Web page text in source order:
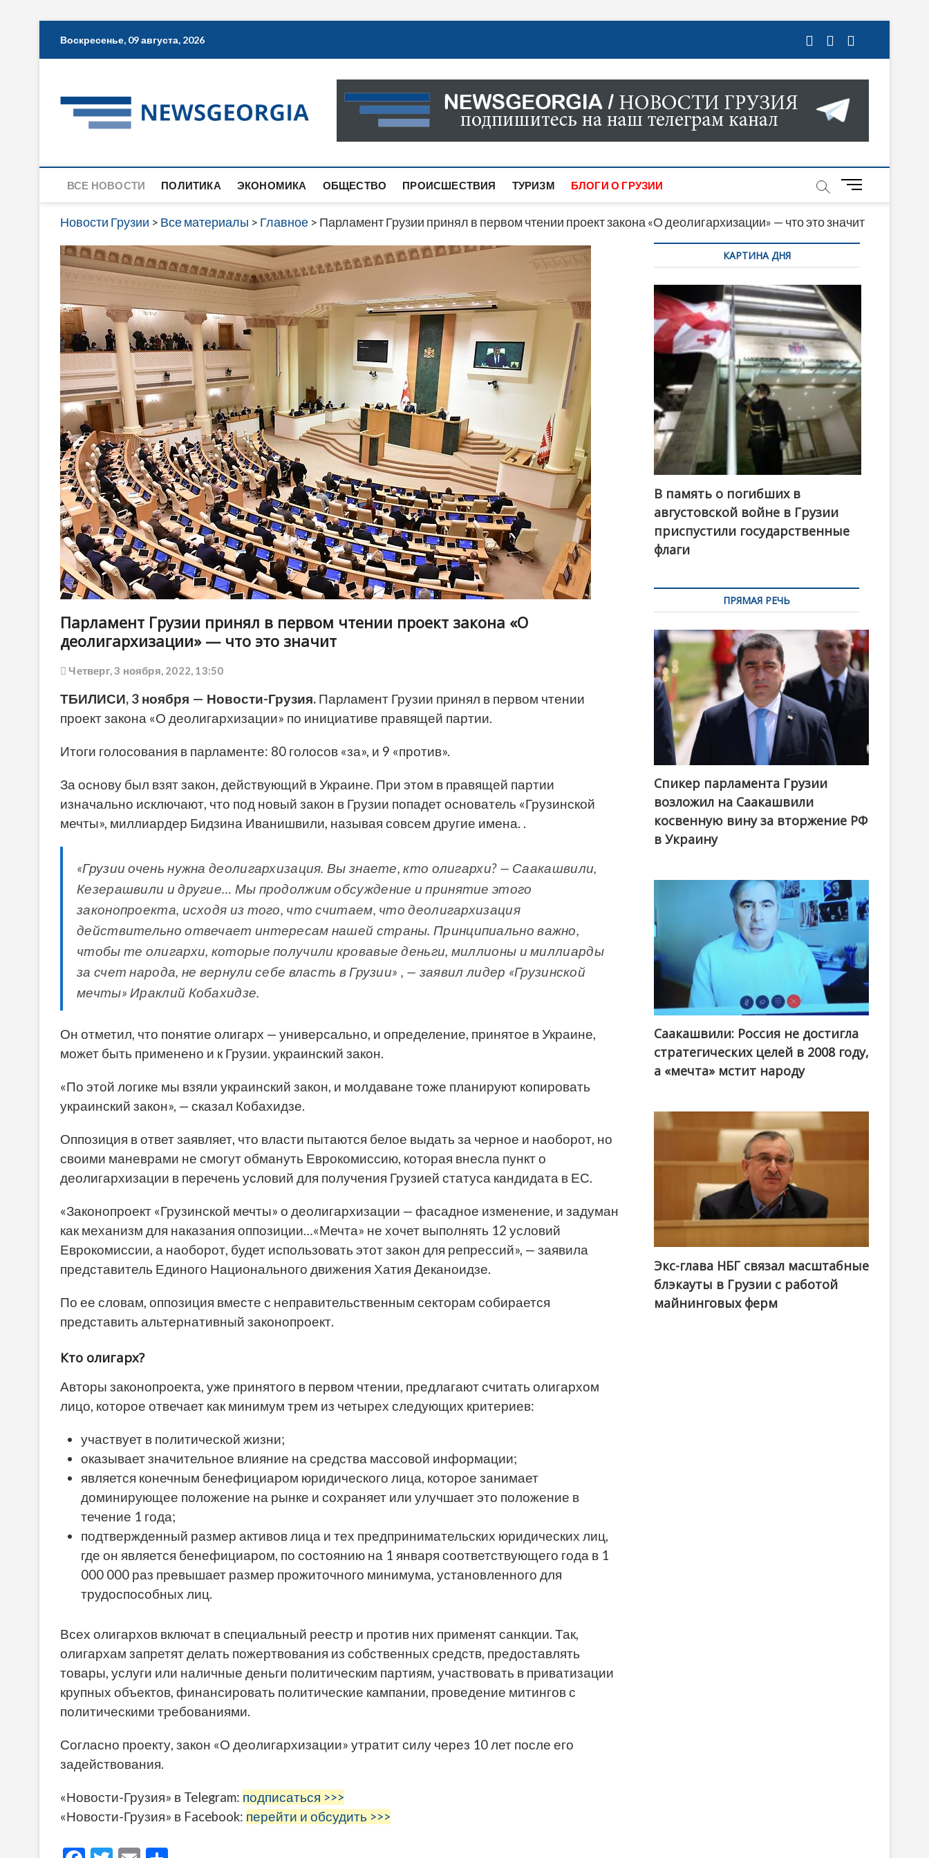
Воскресенье, 09 августа, 2026
Новости Грузии
САМАЯ АКТУАЛЬНАЯ ИНФОРМАЦИЯ О СОБЫТИЯХ В ГРУЗИИ. НОВОСТИ ГРУЗИИ ОНЛАЙН. НА
САЙТЕ ВЫ НАЙДЕТЕ НОВОСТИ ПОЛИТИКИ, ЭКОНОМИКИ, КУЛЬТУРЫ, СПОРТА И МНОГОЕ
ВСЕ НОВОСТИ ПОЛИТИКА ЭКОНОМИКА ОБЩЕСТВО ПРОИСШЕСТВИЯ ТУРИЗМ БЛОГИ О ГРУЗИИ
M
e
n
o
n
Новости Грузии > Все материалы > Главное > Парламент Грузии принял в первом чтении проект закона «О деолигархизации» — что это значит
Парламент Грузии принял в первом чтении проект закона «О
деолигархизации» — что это значит
Четверг, 3 ноября, 2022, 13:50
ТБИЛИСИ, 3 ноября — Новости-Грузия. Парламент Грузии принял в первом чтении
проект закона «О деолигархизации» по инициативе правящей партии.
Итоги голосования в парламенте: 80 голосов «за», и 9 «против».
За основу был взят закон, действующий в Украине. При этом в правящей партии
изначально исключают, что под новый закон в Грузии попадет основатель «Грузинской
мечты», миллиардер Бидзина Иванишвили, называя совсем другие имена. .
«Грузии очень нужна деолигархизация. Вы знаете, кто олигархи? — Саакашвили,
Кезерашвили и другие… Мы продолжим обсуждение и принятие этого
законопроекта, исходя из того, что считаем, что деолигархизация
действительно отвечает интересам нашей страны. Принципиально важно,
чтобы те олигархи, которые получили кровавые деньги, миллионы и миллиарды
за счет народа, не вернули себе власть в Грузии» , — заявил лидер «Грузинской
мечты» Ираклий Кобахидзе.
Он отметил, что понятие олигарх — универсально, и определение, принятое в Украине,
может быть применено и к Грузии. украинский закон.
«По этой логике мы взяли украинский закон, и молдаване тоже планируют копировать
украинский закон», — сказал Кобахидзе.
Оппозиция в ответ заявляет, что власти пытаются белое выдать за черное и наоборот, но
своими маневрами не смогут обмануть Еврокомиссию, которая внесла пункт о
деолигархизации в перечень условий для получения Грузией статуса кандидата в ЕС.
«Законопроект «Грузинской мечты» о деолигархизации — фасадное изменение, и задуман
как механизм для наказания оппозиции…«Мечта» не хочет выполнять 12 условий
Еврокомиссии, а наоборот, будет использовать этот закон для репрессий», — заявила
представитель Единого Национального движения Хатия Деканоидзе.
По ее словам, оппозиция вместе с неправительственным секторам собирается
представить альтернативный законопроект.
Кто олигарх?
Авторы законопроекта, уже принятого в первом чтении, предлагают считать олигархом
лицо, которое отвечает как минимум трем из четырех следующих критериев:
участвует в политической жизни;
оказывает значительное влияние на средства массовой информации;
является конечным бенефициаром юридического лица, которое занимает
доминирующее положение на рынке и сохраняет или улучшает это положение в
течение 1 года;
подтвержденный размер активов лица и тех предпринимательских юридических лиц,
где он является бенефициаром, по состоянию на 1 января соответствующего года в 1
000 000 раз превышает размер прожиточного минимума, установленного для
трудоспособных лиц.
Всех олигархов включат в специальный реестр и против них применят санкции. Так,
олигархам запретят делать пожертвования из собственных средств, предоставлять
товары, услуги или наличные деньги политическим партиям, участвовать в приватизации
крупных объектов, финансировать политические кампании, проведение митингов с
политическими требованиями.
Согласно проекту, закон «О деолигархизации» утратит силу через 10 лет после его
задействования.
«Новости-Грузия» в Telegram: подписаться >>>
«Новости-Грузия» в Facebook: перейти и обсудить >>>
КАРТИНА ДНЯ
В память о погибших в
августовской войне в Грузии
приспустили государственные
флаги
ПРЯМАЯ РЕЧЬ
Спикер парламента Грузии
возложил на Саакашвили
косвенную вину за вторжение РФ
в Украину
Саакашвили: Россия не достигла
стратегических целей в 2008 году,
а «мечта» мстит народу
Экс-глава НБГ связал масштабные
блэкауты в Грузии с работой
майнинговых ферм